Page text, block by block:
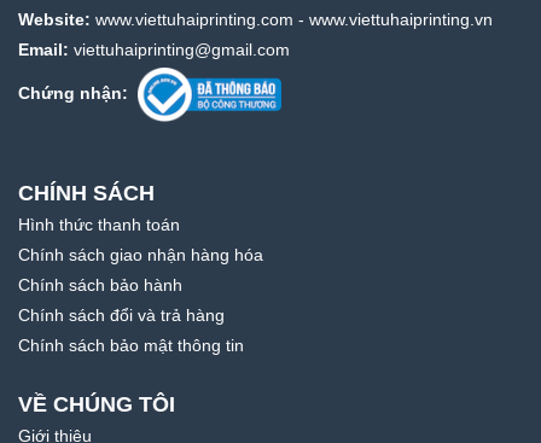
Website: www.viettuhaiprinting.com - www.viettuhaiprinting.vn
Email: viettuhaiprinting@gmail.com
Chứng nhận:
CHÍNH SÁCH
Hình thức thanh toán
Chính sách giao nhận hàng hóa
Chính sách bảo hành
Chính sách đổi và trả hàng
Chính sách bảo mật thông tin
VỀ CHÚNG TÔI
Giới thiệu